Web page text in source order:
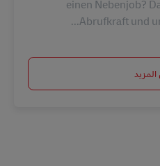
einen Nebenjob?
Abrufkraft und